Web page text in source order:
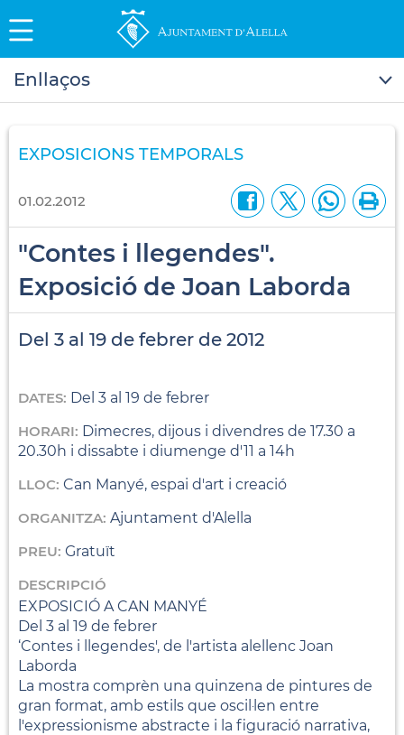
Enllaços
EXPOSICIONS TEMPORALS
01.02.2012
"Contes i llegendes".
Exposició de Joan Laborda
Del 3 al 19 de febrer de 2012
DATES: Del 3 al 19 de febrer
HORARI: Dimecres, dijous i divendres de 17.30 a
20.30h i dissabte i diumenge d'11 a 14h
LLOC: Can Manyé, espai d'art i creació
ORGANITZA: Ajuntament d'Alella
PREU: Gratuït
DESCRIPCIÓ
EXPOSICIÓ A CAN MANYÉ
Del 3 al 19 de febrer
‘Contes i llegendes', de l'artista alellenc Joan
Laborda
La mostra comprèn una quinzena de pintures de
gran format, amb estils que oscil·len entre
l'expressionisme abstracte i la figuració narrativa,